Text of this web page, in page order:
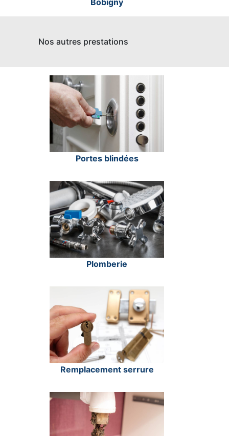
Bobigny
Nos autres prestations
Portes blindées
Plomberie
Remplacement serrure